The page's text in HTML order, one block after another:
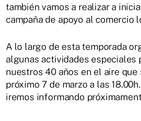
también vamos a realizar a
campaña de apoyo al comercio
A lo largo de esta temporada
algunas actividades especiales
nuestros 40 años en el aire que
próximo 7 de marzo a las
iremos informando